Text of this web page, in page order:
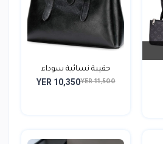
حقيبة نسائية سوداء
YER 11,500
YER 10,350